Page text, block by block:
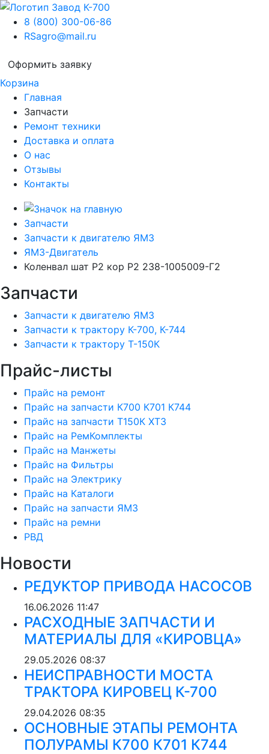
8 (800) 300-06-86
RSagro@mail.ru
Оформить заявку
Корзина
Главная
Запчасти
Ремонт техники
Доставка и оплата
О нас
Отзывы
Контакты
Запчасти
Запчасти к двигателю ЯМЗ
ЯМЗ-Двигатель
Коленвал шат Р2 кор Р2 238-1005009-Г2
Запчасти
Запчасти к двигателю ЯМЗ
Запчасти к трактору К-700, К-744
Запчасти к трактору Т-150К
Прайс-листы
Прайс на ремонт
Прайс на запчасти К700 К701 К744
Прайс на запчасти Т150К ХТЗ
Прайс на РемКомплекты
Прайс на Манжеты
Прайс на Фильтры
Прайс на Электрику
Прайс на Каталоги
Прайс на запчасти ЯМЗ
Прайс на ремни
РВД
Новости
РЕДУКТОР ПРИВОДА НАСОСОВ
16.06.2026 11:47
РАСХОДНЫЕ ЗАПЧАСТИ И
МАТЕРИАЛЫ ДЛЯ «КИРОВЦА»
29.05.2026 08:37
НЕИСПРАВНОСТИ МОСТА
ТРАКТОРА КИРОВЕЦ К-700
29.04.2026 08:35
ОСНОВНЫЕ ЭТАПЫ РЕМОНТА
ПОЛУРАМЫ К700 К701 К744